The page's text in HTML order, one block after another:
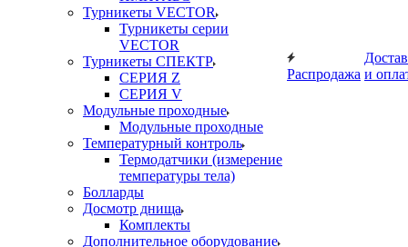
Турникеты VECTOR
Турникеты серии
VECTOR
Турникеты СПЕКТР
СЕРИЯ Z
СЕРИЯ V
Модульные проходные
Модульные проходные
Температурный контроль
Термодатчики (измерение
температуры тела)
Болларды
Досмотр днища
Комплекты
Дополнительное оборудование
Распродажа и